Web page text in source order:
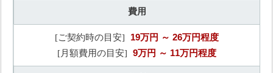
費用
[ご契約時の目安] 19万円 ～ 26万円程度
[月額費用の目安] 9万円 ～ 11万円程度